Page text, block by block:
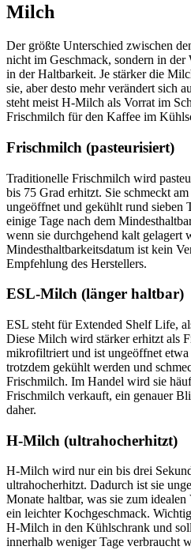
Milch
Der größte Unterschied zwischen
nicht im Geschmack, sondern in
in der Haltbarkeit. Je stärker die
sie, aber desto mehr verändert sich
steht meist H-Milch als Vorrat im
Frischmilch für den Kaffee im
Frischmilch (pasteurisiert)
Traditionelle Frischmilch wird
bis 75 Grad erhitzt. Sie schmeckt
ungeöffnet und gekühlt rund sieben
einige Tage nach dem
wenn sie durchgehend kalt gelagert
Mindesthaltbarkeitsdatum ist kein
Empfehlung des Herstellers.
ESL-Milch (länger haltbar)
ESL steht für Extended Shelf Life,
Diese Milch wird stärker erhitzt als
mikrofiltriert und ist ungeöffnet etwa
trotzdem gekühlt werden und
Frischmilch. Im Handel wird sie
Frischmilch verkauft, ein genauer
daher.
H-Milch (ultrahocherhitzt)
H-Milch wird nur ein bis drei
ultrahocherhitzt. Dadurch ist sie
Monate haltbar, was sie zum
ein leichter Kochgeschmack.
H-Milch in den Kühlschrank und
innerhalb weniger Tage verbraucht